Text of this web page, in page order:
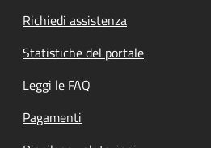
Richiedi assistenza
Statistiche del portale
Leggi le FAQ
Pagamenti